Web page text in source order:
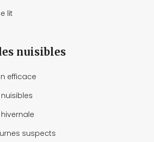
lit
nuisibles
efficace
suspects